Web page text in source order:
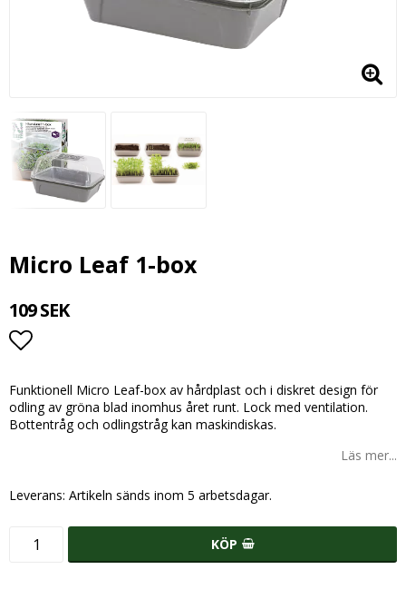
Micro Leaf 1-box
109 SEK
Lägg till i favoritlistan
Funktionell Micro Leaf-box av hårdplast och i diskret design för
odling av gröna blad inomhus året runt. Lock med ventilation.
Bottentråg och odlingstråg kan maskindiskas.
Läs mer...
Leverans: Artikeln sänds inom 5 arbetsdagar.
KÖP